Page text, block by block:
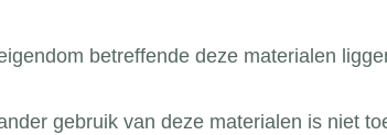
betreffende deze materialen
gebruik van deze materialen is niet